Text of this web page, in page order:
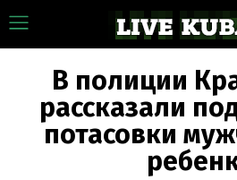
В полиции
рассказали
потасовки